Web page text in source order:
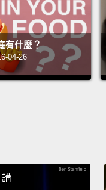
有什麼？
04-26
講